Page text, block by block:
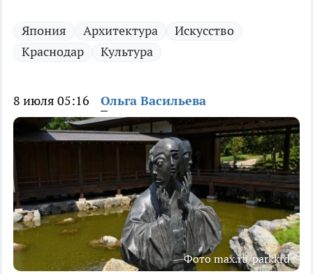
Япония Архитектура
Искусство
Краснодар
Культура
8 июля 05:16 Ольга Васильева
Фото max.ru/parkkrd